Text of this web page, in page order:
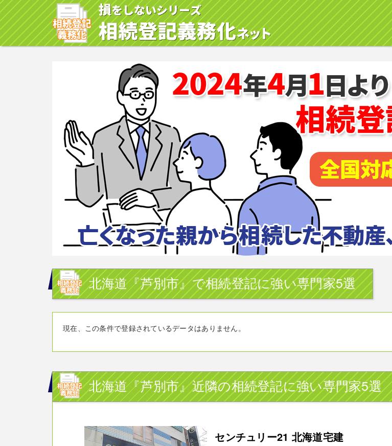
北海道『芦別市』で相続登記に強い専門家5選
現在、この条件で登録されているデータはありません。
北海道『芦別市』近隣の相続登記に強い専門家5選
センチュリー21 北海道宅建